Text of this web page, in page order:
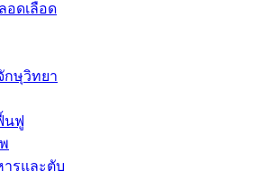
อดเลือด
กษุวิทยา
นฟู
ารและตับ